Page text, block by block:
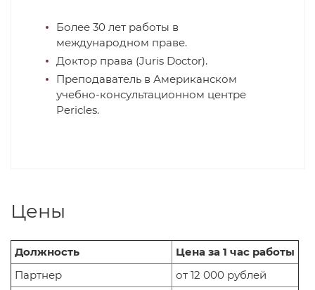
Более 30 лет работы в
международном праве.
Доктор права (Juris Doctor).
Преподаватель в Американском
учебно-консультационном центре
Pericles.
Цены
Должность
Цена за 1 час работы
Партнер
от 12 000 рублей